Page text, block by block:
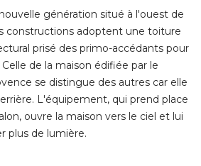
génération situé à l'ouest de
constructions adoptent une toiture
prisé des primo-accédants pour
de la maison édifiée par le
se distingue des autres car elle
L'équipement, qui prend place
ouvre la maison vers le ciel et lui
plus de lumière.